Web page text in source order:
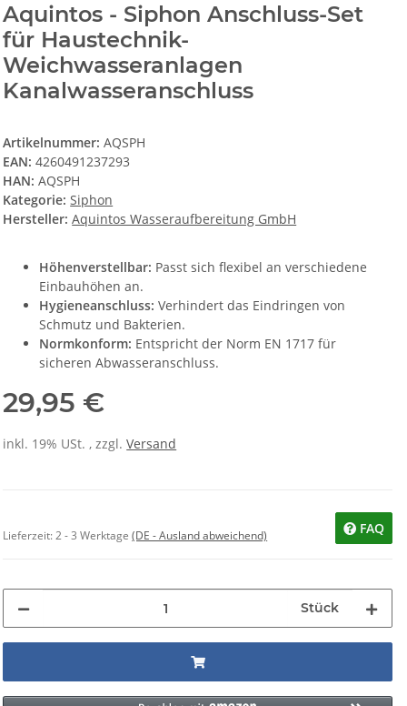
Aquintos - Siphon Anschluss-Set
für Haustechnik-
Weichwasseranlagen
Kanalwasseranschluss
Artikelnummer:AQSPH
EAN: 4260491237293
HAN: AQSPH
Kategorie:Siphon
Hersteller: Aquintos Wasseraufbereitung GmbH
Höhenverstellbar: Passt sich flexibel an verschiedene
Einbauhöhen an.
Hygieneanschluss: Verhindert das Eindringen von
Schmutz und Bakterien.
Normkonform: Entspricht der Norm EN 1717 für
sicheren Abwasseranschluss.
29,95 €
inkl. 19% USt. , zzgl.Versand
Lieferzeit:2 - 3 Werktage(DE - Ausland abweichend) FAQ
Stück